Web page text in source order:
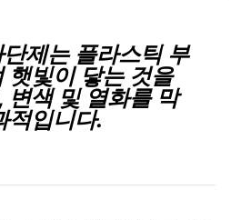
제는 플라스틱 부
햇빛이 닿는 것을
변색 및 열화를 막
적입니다.